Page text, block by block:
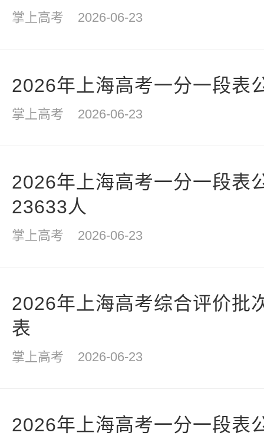
掌上高考 2026-06-23
2026年上海高考一分一段表
掌上高考 2026-06-23
2026年上海高考一分一段表
23633人
掌上高考 2026-06-23
2026年上海高考综合评价批
表
掌上高考 2026-06-23
2026年上海高考一分一段表